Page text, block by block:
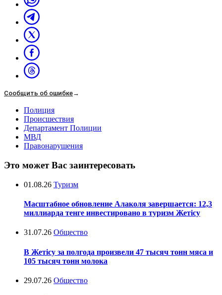
Сообщить об ошибке→
Полиция
Происшествия
Департамент Полиции
МВД
Правонарушения
Это может Вас заинтересовать
01.08.26 Туризм
Масштабное обновление Алаколя завершается: 12,3
миллиарда тенге инвестировано в туризм Жетісу
31.07.26 Общество
В Жетісу за полгода произвели 47 тысяч тонн мяса и
105 тысяч тонн молока
29.07.26 Общество